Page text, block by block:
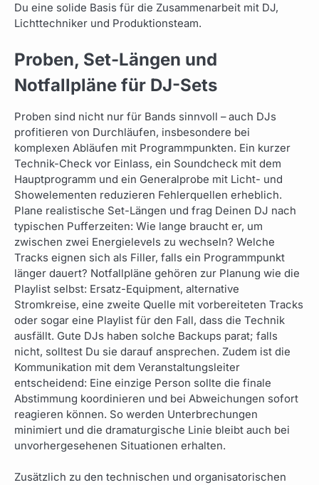
Du eine solide Basis für die Zusammenarbeit mit DJ,
Lichttechniker und Produktionsteam.
Proben, Set-Längen und
Notfallpläne für DJ-Sets
Proben sind nicht nur für Bands sinnvoll – auch DJs
profitieren von Durchläufen, insbesondere bei
komplexen Abläufen mit Programmpunkten. Ein kurzer
Technik-Check vor Einlass, ein Soundcheck mit dem
Hauptprogramm und ein Generalprobe mit Licht- und
Showelementen reduzieren Fehlerquellen erheblich.
Plane realistische Set-Längen und frag Deinen DJ nach
typischen Pufferzeiten: Wie lange braucht er, um
zwischen zwei Energielevels zu wechseln? Welche
Tracks eignen sich als Filler, falls ein Programmpunkt
länger dauert? Notfallpläne gehören zur Planung wie die
Playlist selbst: Ersatz-Equipment, alternative
Stromkreise, eine zweite Quelle mit vorbereiteten Tracks
oder sogar eine Playlist für den Fall, dass die Technik
ausfällt. Gute DJs haben solche Backups parat; falls
nicht, solltest Du sie darauf ansprechen. Zudem ist die
Kommunikation mit dem Veranstaltungsleiter
entscheidend: Eine einzige Person sollte die finale
Abstimmung koordinieren und bei Abweichungen sofort
reagieren können. So werden Unterbrechungen
minimiert und die dramaturgische Linie bleibt auch bei
unvorhergesehenen Situationen erhalten.
Zusätzlich zu den technischen und organisatorischen